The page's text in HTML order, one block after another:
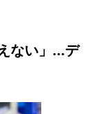
ない」...デ